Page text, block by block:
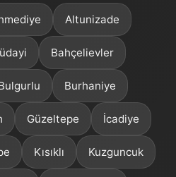
Altunizade
Bahçelievler
Burhaniye
Güzeltepe İcadiye
Kısıklı Kuzguncuk